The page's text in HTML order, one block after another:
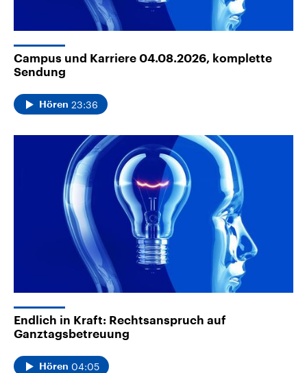
Campus und Karriere 04.08.2026, komplette
Sendung
Hören 23:36
Endlich in Kraft: Rechtsanspruch auf
Ganztagsbetreuung
Hören 04:05